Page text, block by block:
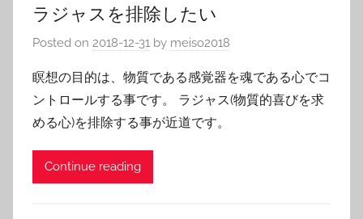
ラジャスを排除したい
Posted on 2018-12-31 by meiso2018
瞑想の目的は、物質である感覚器を魂である心でコ
ントロールする事です。 ラジャス(物質的喜びを求
める心)を排除する事が近道です。
Continue reading